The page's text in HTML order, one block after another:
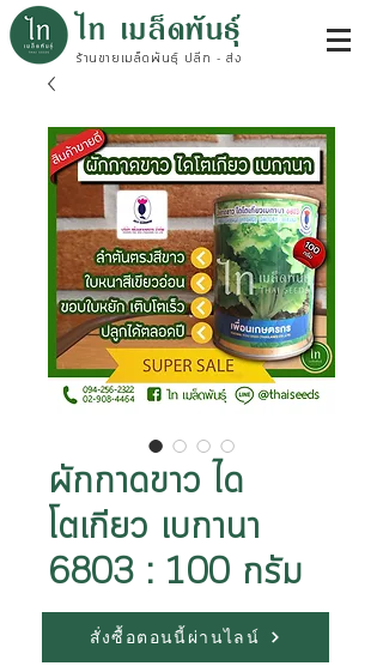
ไท เมล็ดพันธุ์
ร้านขายเมล็ดพันธุ์ ปลีก - ส่ง
ผักกาดขาว ได
โตเกียว เบกานา
6803 : 100 กรัม
เมล็ดพันธุ์ ผักกาดขาว ไดโตเกียว เบ
สั่งซื้อตอนนี้ผ่านไลน์